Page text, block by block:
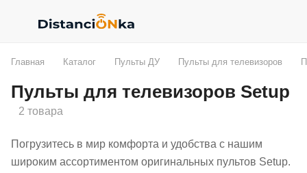
Главная Каталог Пульты ДУ Пульты для телевизоров
Пульты для телевизоров Setup
2 товара
Погрузитесь в мир комфорта и удобства с нашим
широким ассортиментом оригинальных пультов Setup.